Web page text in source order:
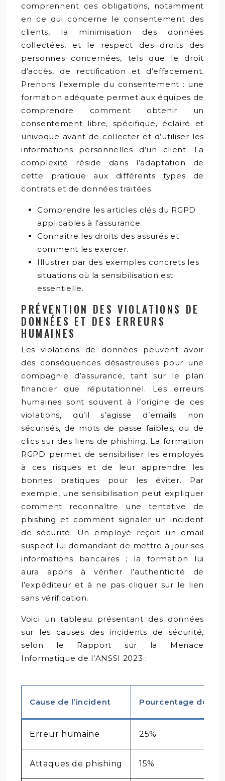
comprennent ces obligations, notamment
en ce qui concerne le consentement des
clients, la minimisation des données
collectées, et le respect des droits des
personnes concernées, tels que le droit
d’accès, de rectification et d’effacement.
Prenons l’exemple du consentement : une
formation adéquate permet aux équipes de
comprendre comment obtenir un
consentement libre, spécifique, éclairé et
univoque avant de collecter et d’utiliser les
informations personnelles d’un client. La
complexité réside dans l’adaptation de
cette pratique aux différents types de
contrats et de données traitées.
Comprendre les articles clés du RGPD
applicables à l’assurance.
Connaître les droits des assurés et
comment les exercer.
Illustrer par des exemples concrets les
situations où la sensibilisation est
essentielle.
PRÉVENTION DES VIOLATIONS DE
DONNÉES ET DES ERREURS
HUMAINES
Les violations de données peuvent avoir
des conséquences désastreuses pour une
compagnie d’assurance, tant sur le plan
financier que réputationnel. Les erreurs
humaines sont souvent à l’origine de ces
violations, qu’il s’agisse d’emails non
sécurisés, de mots de passe faibles, ou de
clics sur des liens de phishing. La formation
RGPD permet de sensibiliser les employés
à ces risques et de leur apprendre les
bonnes pratiques pour les éviter. Par
exemple, une sensibilisation peut expliquer
comment reconnaître une tentative de
phishing et comment signaler un incident
de sécurité. Un employé reçoit un email
suspect lui demandant de mettre à jour ses
informations bancaires ; la formation lui
aura appris à vérifier l’authenticité de
l’expéditeur et à ne pas cliquer sur le lien
sans vérification.
Voici un tableau présentant des données
sur les causes des incidents de sécurité,
selon le Rapport sur la Menace
Informatique de l’ANSSI 2023 :
Cause de l’incident Pourcentage des
Erreur humaine 25%
Attaques de phishing 15%